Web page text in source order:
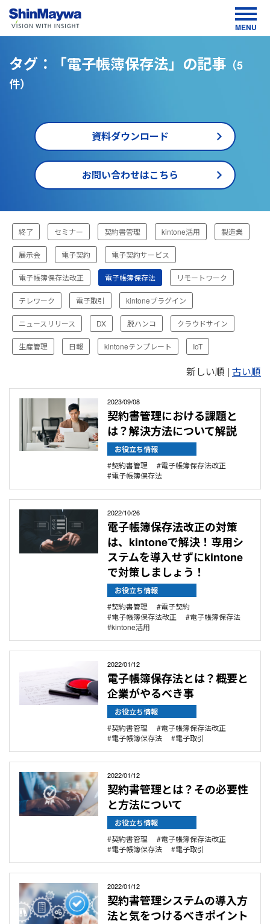
MENU
タグ：「電子帳簿保存法」の記事 （5
件）
資料ダウンロード
お問い合わせはこちら
お役
立ち
情
報・
イベ
ント
情報
子
帳
保
存
終了 セミナー 契約書管理 kintone活用 製造業
展示会 電子契約 電子契約サービス
電子帳簿保存法改正 電子帳簿保存法 リモートワーク
テレワーク 電子取引 kintoneプラグイン
ニュースリリース DX 脱ハンコ クラウドサイン
生産管理 日報 kintoneテンプレート IoT
新しい順 | 古い順
2023/09/08
契約書管理における課題と
は？解決方法について解説
お役立ち情報
契約書管理
電子帳簿保存法改正
電子帳簿保存法
2022/10/26
電子帳簿保存法改正の対策
は、kintoneで解決！専用シ
ステムを導入せずにkintone
で対策しましょう！
お役立ち情報
契約書管理
電子契約
電子帳簿保存法改正
電子帳簿保存法
kintone活用
2022/01/12
電子帳簿保存法とは？概要と
企業がやるべき事
お役立ち情報
契約書管理
電子帳簿保存法改正
電子帳簿保存法
電子取引
2022/01/12
契約書管理とは？その必要性
と方法について
お役立ち情報
契約書管理
電子帳簿保存法改正
電子帳簿保存法
電子取引
2022/01/12
契約書管理システムの導入方
法と気をつけるべきポイント